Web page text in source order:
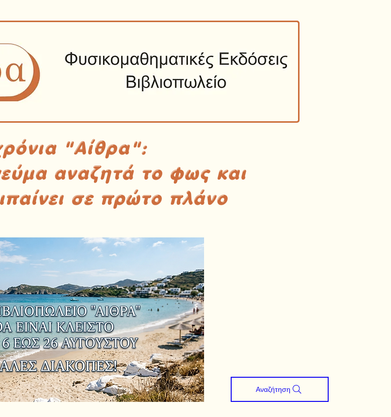
"Αίθρα":
αναζητά το φως και
σε πρώτο πλάνο
Αναζήτηση